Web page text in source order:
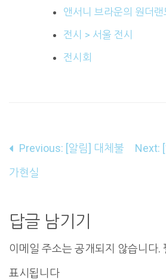
앤서니 브라운의 원더
전시 > 서울 전시
전시회
글
내
게
이
션
Previous: [알림] 대체불
가현실
Next:
답글 남기기
이메일 주소는 공개되지 않습니다.
표시됩니다